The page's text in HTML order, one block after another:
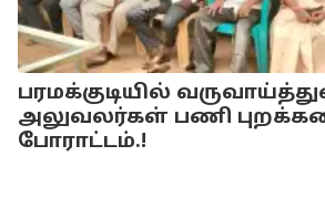
பரமக்குடியில்
அலுவலர்கள் பணி
போராட்டம்.!